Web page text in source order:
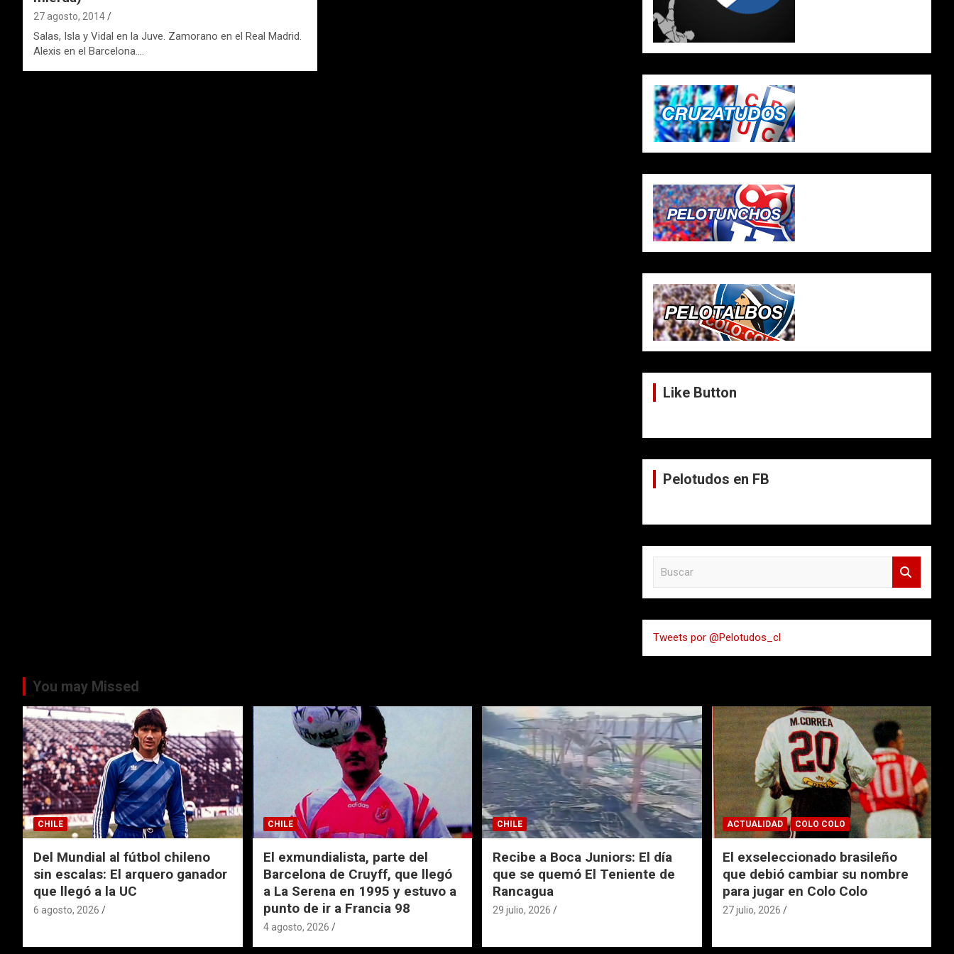
27 agosto, 2014
Salas, Isla y Vidal en la Juve. Zamorano en el Real Madrid.
Alexis en el Barcelona.…
Like Button
Pelotudos en FB
a
r
Tweets por @Pelotudos_cl
You may Missed
CHILE
Del Mundial al fútbol chileno
sin escalas: El arquero ganador
que llegó a la UC
6 agosto, 2026
CHILE
El exmundialista, parte del
Barcelona de Cruyff, que llegó
a La Serena en 1995 y estuvo a
punto de ir a Francia 98
4 agosto, 2026
CHILE
Recibe a Boca Juniors: El día
que se quemó El Teniente de
Rancagua
29 julio, 2026
ACTUALIDAD COLO COLO
El exseleccionado brasileño
que debió cambiar su nombre
para jugar en Colo Colo
27 julio, 2026